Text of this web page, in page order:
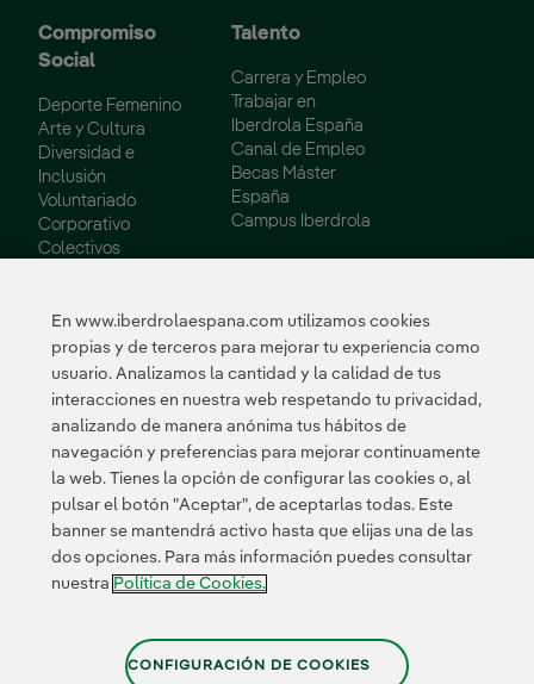
Compromiso
Social
Deporte Femenino
Arte y Cultura
Diversidad e
Inclusión
Voluntariado
Corporativo
Colectivos
Talento
Carrera y Empleo
Trabajar en
Iberdrola España
Canal de Empleo
Becas Máster
España
Campus Iberdrola
Innovación
Innovación en
Innovación
colaborativa
Next Generation EU
Ciberseguridad en
España
Smart Grids
Innovation Hub
En www.iberdrolaespana.com utilizamos cookies
propias y de terceros para mejorar tu experiencia como
usuario. Analizamos la cantidad y la calidad de tus
interacciones en nuestra web respetando tu privacidad,
analizando de manera anónima tus hábitos de
navegación y preferencias para mejorar continuamente
la web. Tienes la opción de configurar las cookies o, al
pulsar el botón "Aceptar", de aceptarlas todas. Este
banner se mantendrá activo hasta que elijas una de las
dos opciones. Para más información puedes consultar
nuestra Política de Cookies.
CONFIGURACIÓN DE COOKIES